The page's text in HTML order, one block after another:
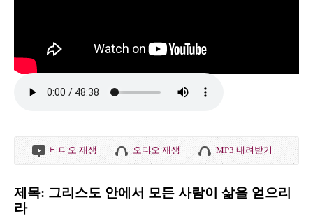
비디오 재생 오디오 재생 MP3 내려받기
제목: 그리스도 안에서 모든 사람이 삶을 얻으리
라